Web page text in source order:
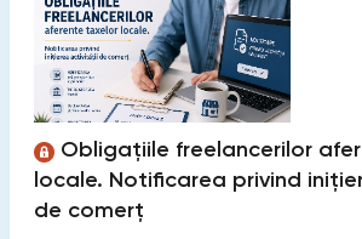
Obligațiile freelancerilor
locale. Notificarea privind
de comerț